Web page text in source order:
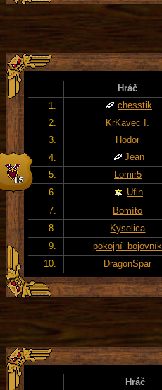
Hráč
1.
chesstik
2.
KrKavec I.
3.
Hodor
4.
Jean
5.
Lomir5
6.
Ufin
7.
Bomíto
8.
Kyselica
9.
pokojní_bojovník
10.
DragonSpar
Hráč